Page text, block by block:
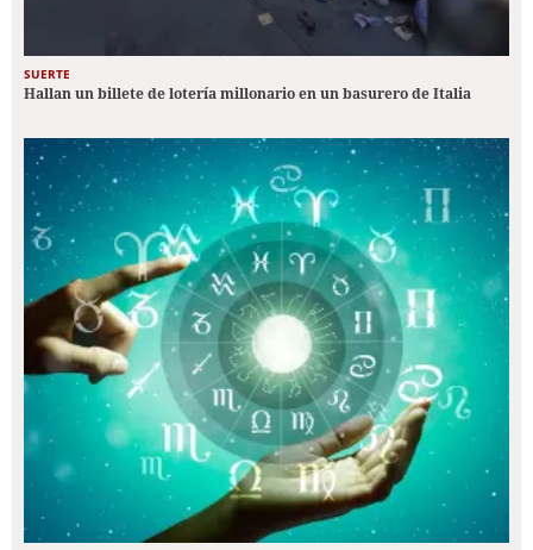
SUERTE
Hallan un billete de lotería millonario en un basurero de Italia